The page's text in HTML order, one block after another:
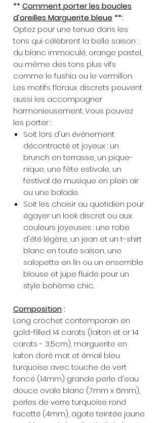
**Comment porter les boucles
d’oreilles Marguerite bleue **:
Optez pour une tenue dans les
tons qui célèbrent la belle saison :
du blanc immaculé, orange pastel,
ou même des tons plus vifs
comme le fushia ou le vermillon.
Les motifs floraux discrets peuvent
aussi les accompagner
harmonieusement. Vous pouvez
les porter :
Soit lors d'un événement
décontracté et joyeux : un
brunch en terrasse, un pique-
nique, une fête estivale, un
festival de musique en plein air
ou une balade.
Soit les choisir au quotidien pour
égayer un look discret ou aux
couleurs joyeuses : une robe
d'été légère, un jean et un t-shirt
blanc en toute saison, une
salopette en lin ou un ensemble
blouse et jupe fluide pour un
style bohème chic.
Composition:
Long crochet contemporain en
gold-filled 14 carats (laiton et or 14
carats - 3,5cm), marguerite en
laiton doré mat et émail bleu
turquoise avec touche de vert
foncé (14mm) grande perle d'eau
douce ovale blanc (7mm x 6mm),
perles de verre turquoise rond
facetté (4mm), agate teintée jaune